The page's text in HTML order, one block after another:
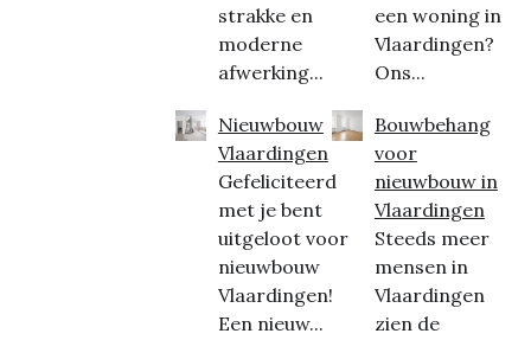
strakke en
moderne
afwerking...
Nieuwbouw
Vlaardingen
Gefeliciteerd
met je bent
uitgeloot voor
nieuwbouw
Vlaardingen!
Een nieuw...
een woning in
Vlaardingen?
Ons...
Bouwbehang
voor
nieuwbouw in
Vlaardingen
Steeds meer
mensen in
Vlaardingen
zien de